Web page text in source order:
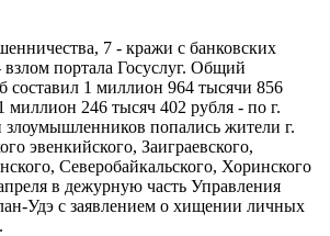
7 - кражи с банковских
взлом портала Госуслуг. Общий
составил 1 миллион 964 тысячи 856
миллион 246 тысяч 402 рубля - по г.
попались жители г.
эвенкийского, Заиграевского,
Северобайкальского, Хоринского
в дежурную часть Управления
Удэ с заявлением о хищении личных